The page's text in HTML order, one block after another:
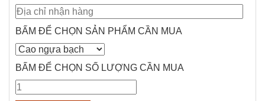
BẤM ĐỂ CHỌN SẢN PHẨM CẦN MUA
BẤM ĐỂ CHỌN SỐ LƯỢNG CẦN MUA